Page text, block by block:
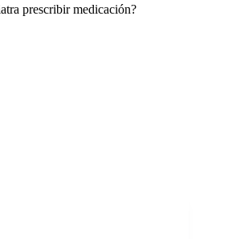
prescribir medicación?